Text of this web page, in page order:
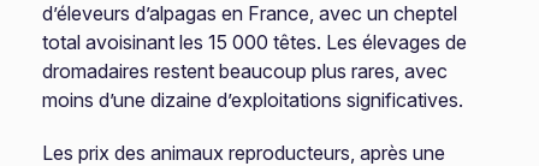
d’éleveurs d’alpagas en France, avec un cheptel
total avoisinant les 15 000 têtes. Les élevages de
dromadaires restent beaucoup plus rares, avec
moins d’une dizaine d’exploitations significatives.
Les prix des animaux reproducteurs, après une